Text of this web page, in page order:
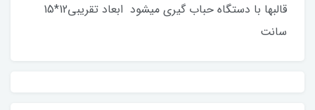
قالبها با دستگاه حباب گیری میشود ابعاد تقریبی12*15
سانت